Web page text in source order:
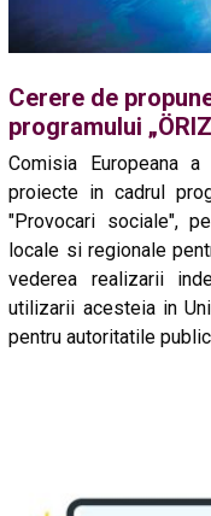
Cerere de
programului
Comisia Europeana
proiecte in cadrul
"Provocari sociale",
locale si regionale
vederea realizarii
utilizarii acesteia in
pentru autoritatile